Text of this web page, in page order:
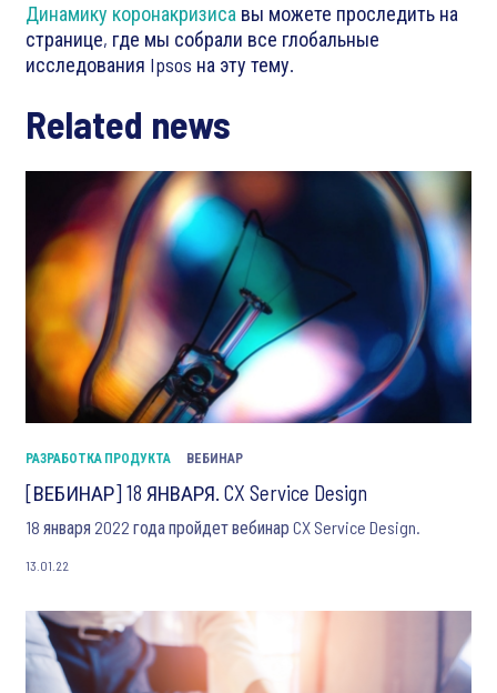
Динамику коронакризиса вы можете проследить на
странице, где мы собрали все глобальные
исследования Ipsos на эту тему.
Related news
РАЗРАБОТКА ПРОДУКТА ВЕБИНАР
[ВЕБИНАР] 18 ЯНВАРЯ. CX Service Design
18 января 2022 года пройдет вебинар CX Service Design.
13.01.22